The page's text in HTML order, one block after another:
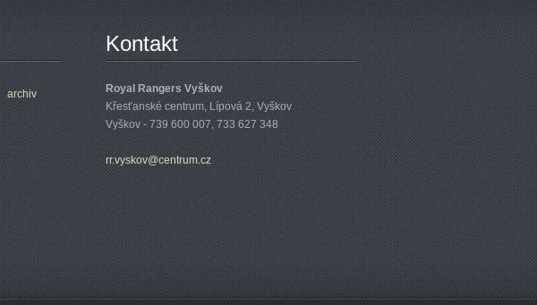
archiv
Kontakt
Royal Rangers Vyškov
Křesťanské centrum, Lípová 2, Vyškov
Vyškov - 739 600 007, 733 627 348
rr.vyskov@centrum.cz